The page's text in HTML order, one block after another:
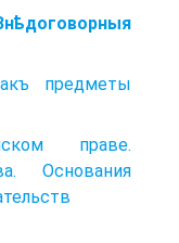
предметы
праве.
Основания